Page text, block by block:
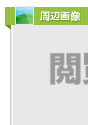
周辺画像